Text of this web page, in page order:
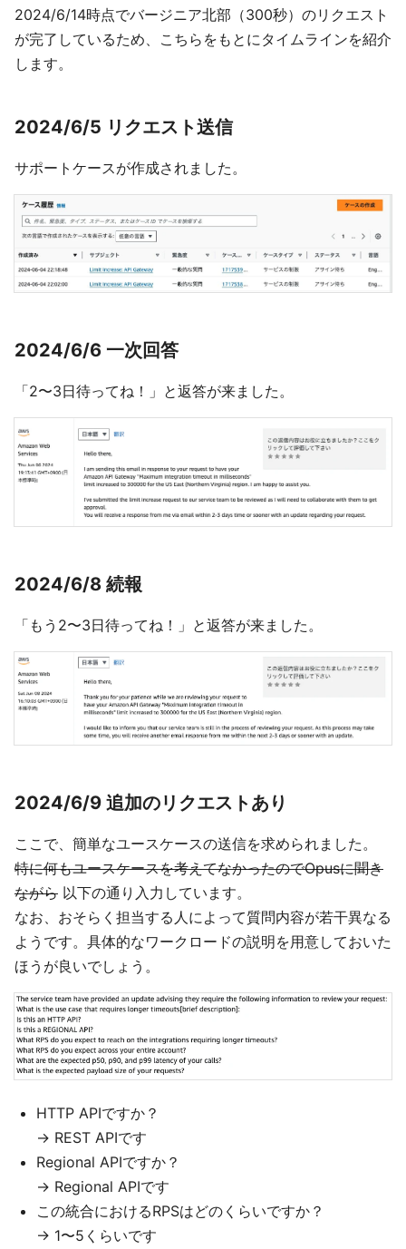
2024/6/14時点でバージニア北部（300秒）のリクエスト
が完了しているため、こちらをもとにタイムラインを紹介
します。
2024/6/5 リクエスト送信
サポートケースが作成されました。
2024/6/6 一次回答
「2〜3日待ってね！」と返答が来ました。
2024/6/8 続報
「もう2〜3日待ってね！」と返答が来ました。
2024/6/9 追加のリクエストあり
ここで、簡単なユースケースの送信を求められました。
特に何もユースケースを考えてなかったのでOpusに聞き
ながら 以下の通り入力しています。
なお、おそらく担当する人によって質問内容が若干異なる
ようです。具体的なワークロードの説明を用意しておいた
ほうが良いでしょう。
HTTP APIですか？
→ REST APIです
Regional APIですか？
→ Regional APIです
この統合におけるRPSはどのくらいですか？
→ 1〜5くらいです